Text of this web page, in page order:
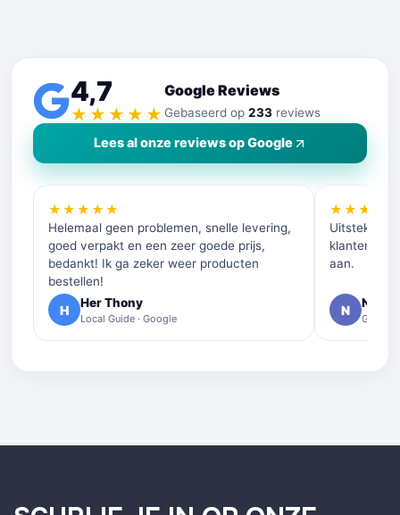
4,7
★★★★★
Google Reviews
Gebaseerd op 233 reviews
Lees al onze reviews op Google
★★★★★
Helemaal geen problemen, snelle levering,
goed verpakt en een zeer goede prijs,
bedankt! Ik ga zeker weer producten
bestellen!
H Her Thony
Local Guide · Google
★★★★★
aan.
N Nelly
Google